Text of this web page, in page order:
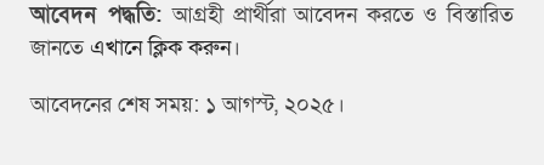
আবেদন পদ্ধতি:আগ্রহী প্রার্থীরা আবেদন করতে ও বিস্তারিত
জানতে এখানে ক্লিক করুন।
আবেদনের শেষ সময়: ১ আগস্ট, ২০২৫।